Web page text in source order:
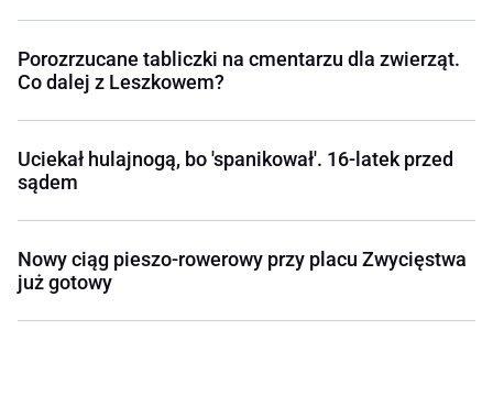
Porozrzucane tabliczki na cmentarzu dla zwierząt.
Co dalej z Leszkowem?
Uciekał hulajnogą, bo 'spanikował'. 16-latek przed
sądem
Nowy ciąg pieszo-rowerowy przy placu Zwycięstwa
już gotowy